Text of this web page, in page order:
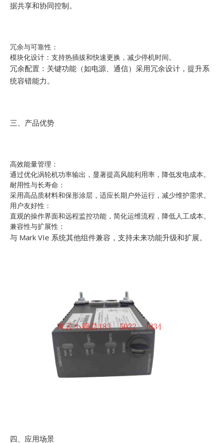
据共享和协同控制。
冗余与可靠性：
模块化设计：支持热插拔和快速更换，减少停机时间。
冗余配置：关键功能（如电源、通信）采用冗余设计，提升系
统容错能力。
三、产品优势
高效能量管理：
通过优化涡轮机功率输出，显著提高风能利用率，降低发电成本。
耐用性与长寿命：
采用高品质材料和保形涂层，适应长期户外运行，减少维护需求。
用户友好性：
直观的操作界面和远程监控功能，简化运维流程，降低人工成本。
兼容性与扩展性：
与 Mark VIe 系统其他组件兼容，支持未来功能升级和扩展。
四、应用场景